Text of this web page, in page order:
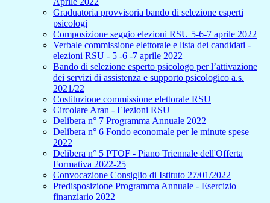
Graduatoria provvisoria bando di selezione esperti
psicologi
Composizione seggio elezioni RSU 5-6-7 aprile 2022
Verbale commissione elettorale e lista dei candidati -
elezioni RSU - 5 -6 -7 aprile 2022
Bando di selezione esperto psicologo per l’attivazione
dei servizi di assistenza e supporto psicologico a.s.
2021/22
Costituzione commissione elettorale RSU
Circolare Aran - Elezioni RSU
Delibera n° 7 Programma Annuale 2022
Delibera n° 6 Fondo economale per le minute spese
2022
Delibera n° 5 PTOF - Piano Triennale dell'Offerta
Formativa 2022-25
Convocazione Consiglio di Istituto 27/01/2022
Predisposizione Programma Annuale - Esercizio
finanziario 2022